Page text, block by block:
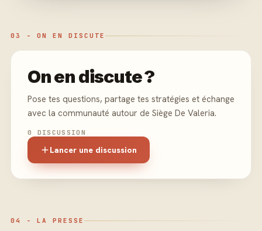
03 - ON EN DISCUTE
On en discute ?
Pose tes questions, partage tes stratégies et échange
avec la communauté autour de Siège De Valeria.
0 DISCUSSION
Lancer une discussion
04 - LA PRESSE